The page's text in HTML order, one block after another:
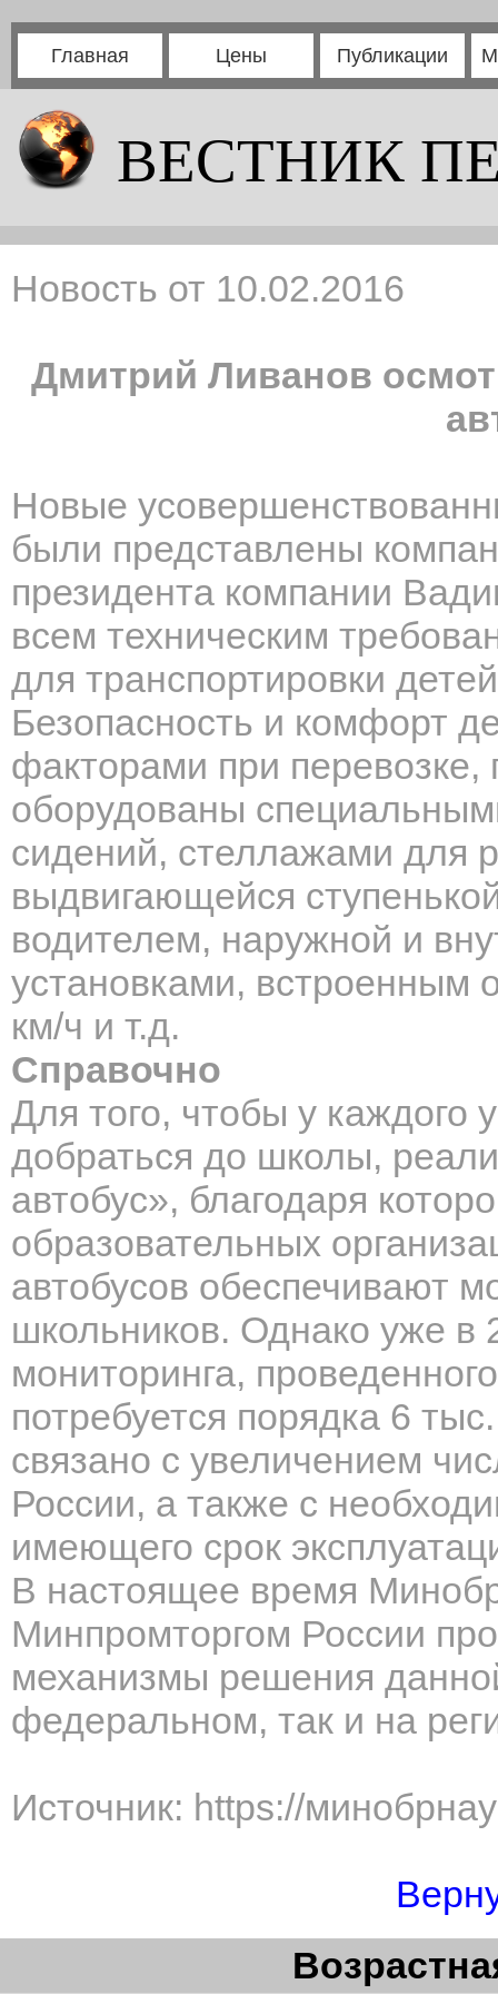
Главная Цены Публикации
ВЕСТНИК
Новость от 10.02.2016
Дмитрий Ливанов
Новые
были представлены
президента компании
всем техническим
для транспортировки
Безопасность и комфорт
факторами при
оборудованы
сидений, стеллажами для
выдвигающейся
водителем, наружной и
установками, встроенным
км/ч и т.д.
Справочно
Для того, чтобы у каждого
добраться до школы,
автобус», благодаря
образовательных
автобусов обеспечивают
школьников. Однако уже в
мониторинга,
потребуется порядка 6
связано с увеличением
России, а также с
имеющего срок
В настоящее время
Минпромторгом России
механизмы решения
федеральном, так и на
Источник: https://